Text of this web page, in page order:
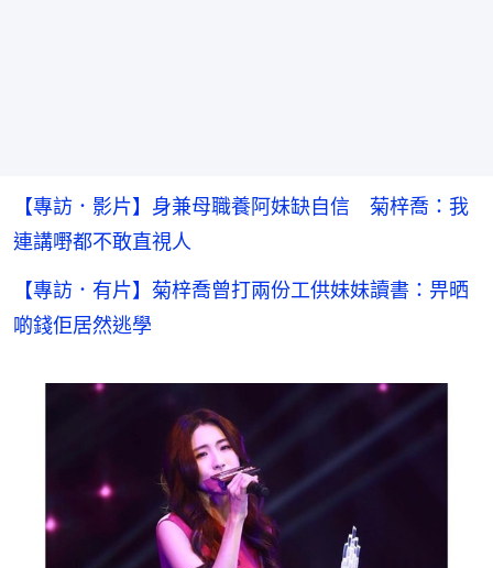
【專訪．影片】身兼母職養阿妹缺自信 菊梓喬：我
連講嘢都不敢直視人
【專訪．有片】菊梓喬曾打兩份工供妹妹讀書：畀晒
啲錢佢居然逃學